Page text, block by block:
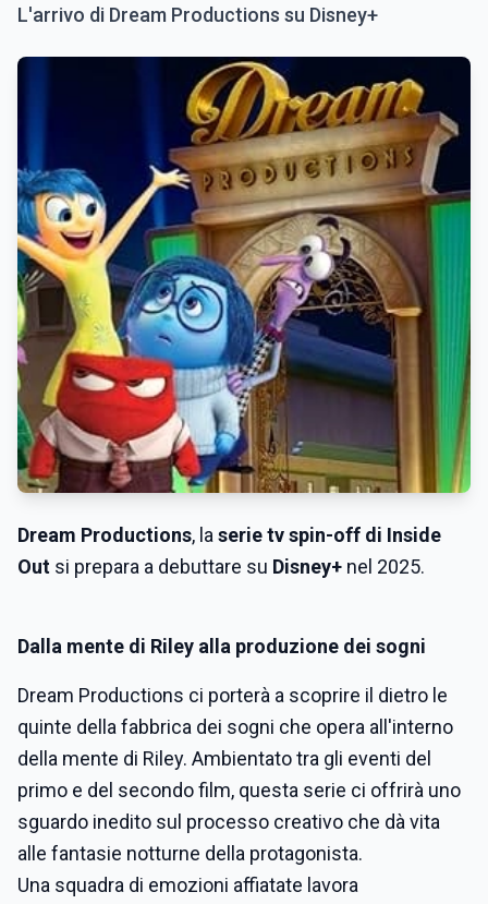
L'arrivo di Dream Productions su Disney+
Dream Productions, la serie tv spin-off di Inside
Out si prepara a debuttare su Disney+ nel 2025.
Dalla mente di Riley alla produzione dei sogni
Dream Productions ci porterà a scoprire il dietro le
quinte della fabbrica dei sogni che opera all'interno
della mente di Riley. Ambientato tra gli eventi del
primo e del secondo film, questa serie ci offrirà uno
sguardo inedito sul processo creativo che dà vita
alle fantasie notturne della protagonista.
Una squadra di emozioni affiatate lavora